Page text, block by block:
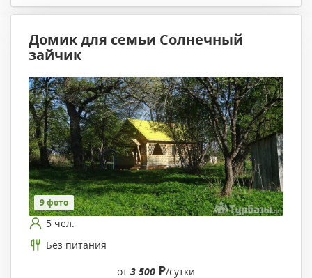
Домик для семьи Солнечный
зайчик
9 фото
5 чел.
Без питания
от 3 500 Р/сутки